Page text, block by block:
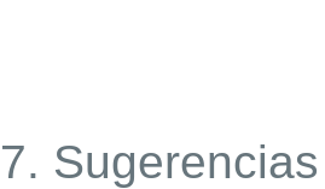
7. Sugerencias